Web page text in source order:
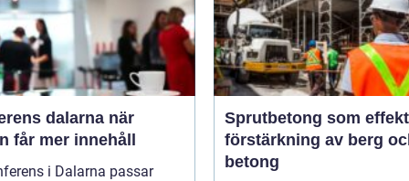
dalarna när
får mer innehåll
i Dalarna passar
Sprutbetong som
förstärkning av berg
betong